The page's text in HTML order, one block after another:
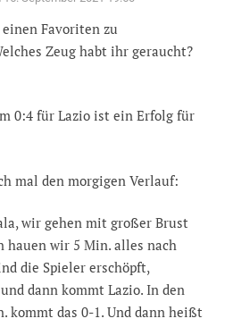
Favoriten zu
Zeug habt ihr geraucht?
0:4 für Lazio ist ein Erfolg für
mal den morgigen Verlauf:
wir gehen mit großer Brust
hauen wir 5 Min. alles nach
die Spieler erschöpft,
dann kommt Lazio. In den
kommt das 0-1. Und dann heißt